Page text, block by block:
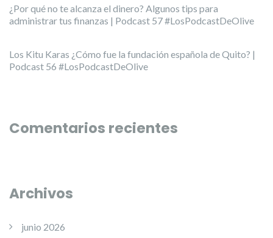
¿Por qué no te alcanza el dinero? Algunos tips para
administrar tus finanzas | Podcast 57 #LosPodcastDeOlive
Los Kitu Karas ¿Cómo fue la fundación española de Quito? |
Podcast 56 #LosPodcastDeOlive
Comentarios recientes
Archivos
junio 2026